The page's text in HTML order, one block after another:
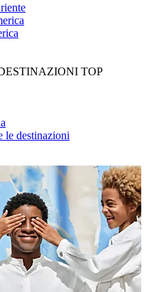
TOP
le destinazioni